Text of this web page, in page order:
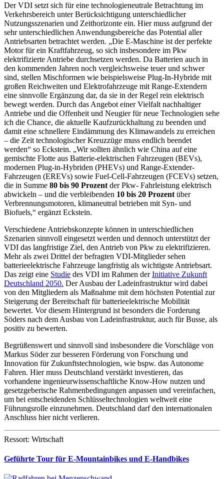
Der VDI setzt sich für eine technologieneutrale Betrachtung im
Verkehrsbereich unter Berücksichtigung unterschiedlicher
Nutzungsszenarien und Zeithorizonte ein. Hier muss aufgrund der
sehr unterschiedlichen Anwendungsbereiche das Potential aller
Antriebsarten betrachtet werden. „Die E-Maschine ist der perfekte
Motor für ein Kraftfahrzeug, so sich insbesondere im Pkw
elektrifizierte Antriebe durchsetzen werden. Da Batterien auch in
den kommenden Jahren noch vergleichsweise teuer und schwer
sind, stellen Mischformen wie beispielsweise Plug-In-Hybride mit
großen Reichweiten und Elektrofahrzeuge mit Range-Extendern
eine sinnvolle Ergänzung dar, da sie in der Regel rein elektrisch
bewegt werden. Durch das Angebot einer Vielfalt nachhaltiger
Antriebe und die Offenheit und Neugier für neue Technologien sehe
ich die Chance, die aktuelle Kaufzurückhaltung zu beenden und
damit eine schnellere Eindämmung des Klimawandels zu erreichen
– die Zeit technologischer Kreuzzüge muss endlich beendet
werden“ so Eckstein. „Wir sollten ähnlich wie China auf eine
gemischte Flotte aus Batterie-elektrischen Fahrzeugen (BEVs),
modernen Plug-in-Hybriden (PHEVs) und Range-Extender-
Fahrzeugen (EREVs) sowie Fuel-Cell-Fahrzeugen (FCEVs) setzen,
die in Summe 80 bis 90 Prozent der Pkw- Fahrleistung elektrisch
abwickeln – und die verbleibenden 10 bis 20 Prozent über
Verbrennungsmotoren, klimaneutral betrieben mit Syn- und
Biofuels,“ ergänzt Eckstein.
Verschiedene Antriebskonzepte können in unterschiedlichen
Szenarien sinnvoll eingesetzt werden und dennoch unterstützt der
VDI das langfristige Ziel, den Antrieb von Pkw zu elektrifizieren.
Mehr als zwei Drittel der befragten VDI-Mitglieder sehen
batterieelektrische Fahrzeuge langfristig als wichtigste Antriebsart.
Das zeigt eine Studie des VDI im Rahmen derInitiative Zukunft
Deutschland 2050. Der Ausbau der Ladeinfrastruktur wird dabei
von den Mitgliedern als Maßnahme mit dem höchsten Potential zur
Steigerung der Bereitschaft für batterieelektrische Mobilität
bewertet. Vor diesem Hintergrund ist besonders die Forderung
Söders nach dem Ausbau von Ladeinfrastruktur, auch für Busse, als
positiv zu bewerten.
Begrüßenswert und sinnvoll sind insbesondere die Vorschläge von
Markus Söder zur besseren Förderung von Forschung und
Innovation für Zukunftstechnologien, wie bspw. das Autonome
Fahren. Hier muss Deutschland verstärkt investieren, das
vorhandene ingenieurwissenschaftliche Know-How nutzen und
gesetzgeberische Rahmenbedingungen anpassen und vereinfachen,
um bei entscheidenden Schlüsseltechnologien weltweit eine
Führungsrolle einzunehmen. Deutschland darf den internationalen
Anschluss hier nicht verlieren.
Ressort: Wirtschaft
Geführte Tour für E-Mountainbikes und E-Handbikes